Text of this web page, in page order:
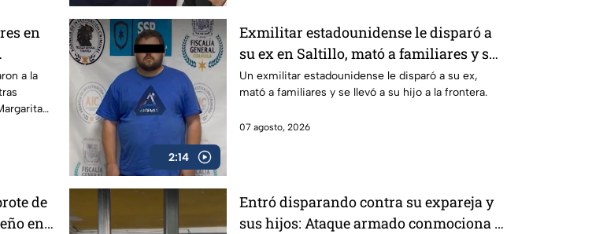
en
a la
2:14
Exmilitar estadounidense le disparó a
su ex en Saltillo, mató a familiares y se
llevó a su hijo
Un exmilitar estadounidense le disparó a su ex,
mató a familiares y se llevó a su hijo a la frontera.
07 agosto, 2026
de
en
Entró disparando contra su expareja y
sus hijos: Ataque armado conmociona a